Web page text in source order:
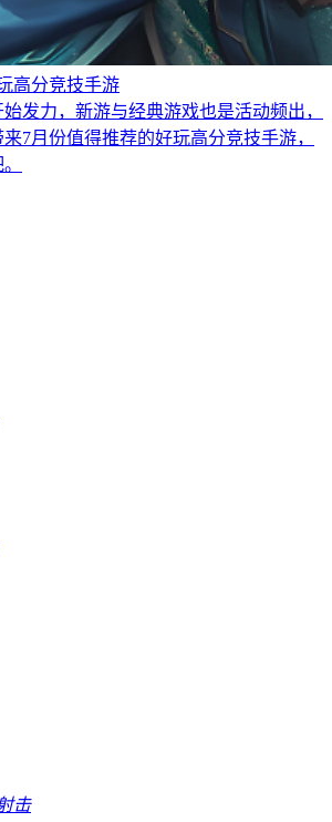
高分竞技手游
发力，新游与经典游戏也是活动频出，
7月份值得推荐的好玩高分竞技手游，
击